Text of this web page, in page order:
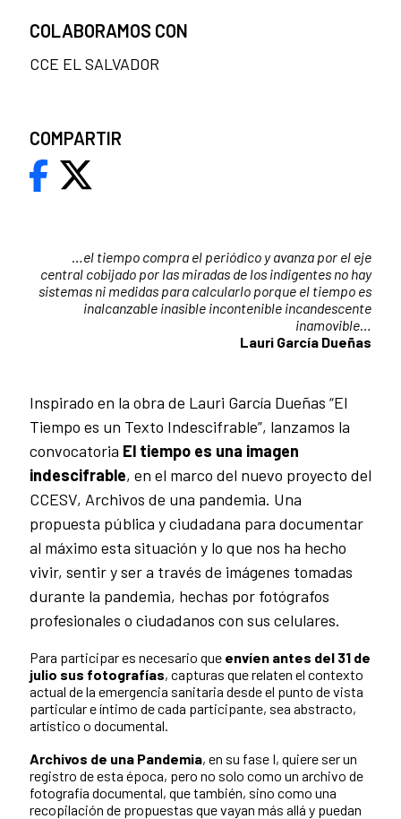
el tiempo compra el periódico y avanza por el eje
central cobijado por las miradas de los indigentes no hay
sistemas ni medidas para calcularlo porque el tiempo es
inalcanzable inasible incontenible incandescente
inamovible
Lauri García Dueñas
Inspirado en la obra de Lauri García Dueñas “El
Tiempo es un Texto Indescifrable”, lanzamos la
convocatoria El tiempo es una imagen
indescifrable, en el marco del nuevo proyecto del
CCESV, Archivos de una pandemia. Una
propuesta pública y ciudadana para documentar
al máximo esta situación y lo que nos ha hecho
vivir, sentir y ser a través de imágenes tomadas
durante la pandemia, hechas por fotógrafos
profesionales o ciudadanos con sus celulares.
Para participar es necesario que envíen antes del 31 de
julio sus fotografías, capturas que relaten el contexto
actual de la emergencia sanitaria desde el punto de vista
particular e íntimo de cada participante, sea abstracto,
artístico o documental.
Archivos de una Pandemia, en su fase I, quiere ser un
registro de esta época, pero no solo como un archivo de
fotografía documental, que también, sino como una
recopilación de propuestas que vayan más allá y puedan
COLABORAMOS CON
CCE EL SALVADOR
COMPARTIR